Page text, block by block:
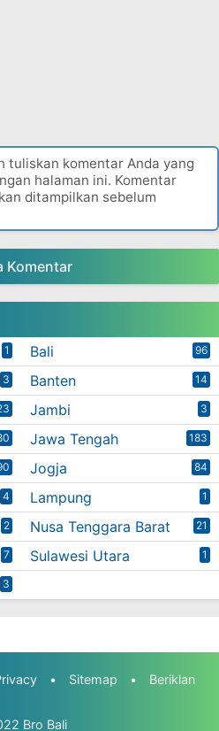
tuliskan komentar Anda yang
halaman ini. Komentar
ditampilkan sebelum
Komentar
1 Bali 96
3 Banten 14
Jambi 3
Jawa Tengah 183
Jogja 84
4 Lampung 1
2 Nusa Tenggara Barat 21
7 Sulawesi Utara 1
3
• Sitemap • Beriklan
Bro Bali